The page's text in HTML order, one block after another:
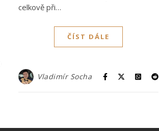
celkově při…
ČÍST DÁLE
Vladimír Socha